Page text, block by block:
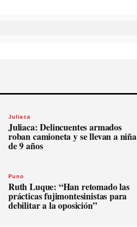
Juliaca
Juliaca: Delincuentes armados
roban camioneta y se llevan a niña
de 9 años
Puno
Ruth Luque: “Han retomado las
prácticas fujimontesinistas para
debilitar a la oposición”